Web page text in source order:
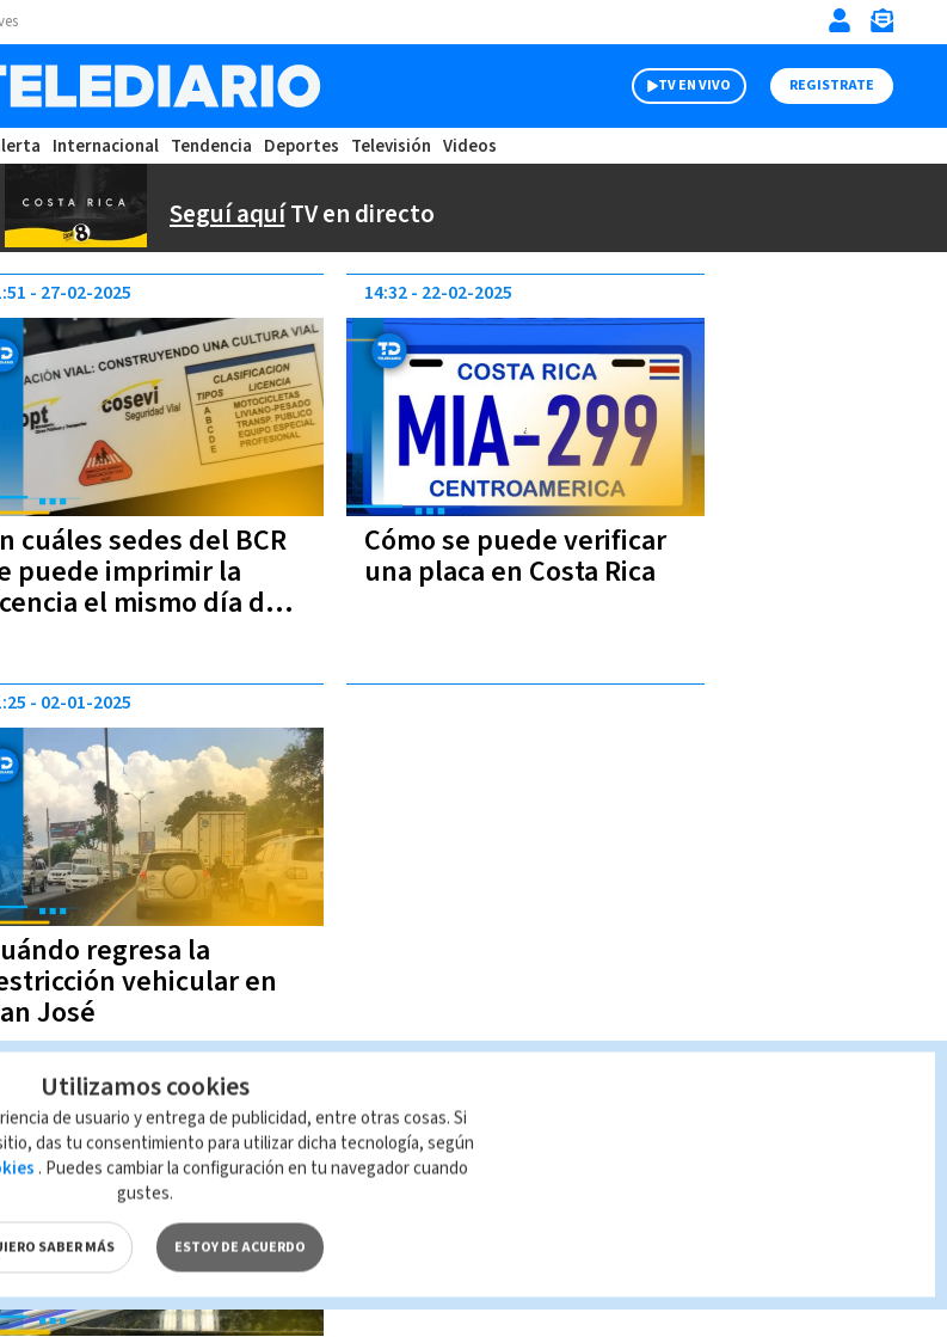
TV EN VIVO REGISTRATE
Internacional Tendencia Deportes Televisión Videos
Seguí aquíTV en directo
cuáles sedes del BCR
puede imprimir la
el mismo día de
27-02-2025
Cómo se puede verificar
una placa en Costa Rica
14:32 22-02-2025
regresa la
vehicular en
José
02-01-2025
03-12-2024
Utilizamos cookies
de usuario y entrega de publicidad, entre otras cosas. Si
das tu consentimiento para utilizar dicha tecnología, según
. Puedes cambiar la configuración en tu navegador cuando
gustes.
SABER MÁS ESTOY DE ACUERDO